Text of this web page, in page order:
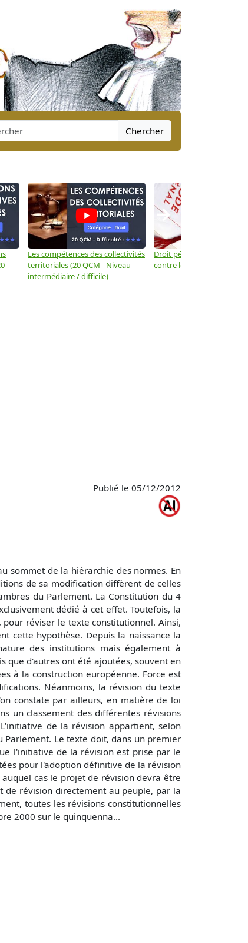
Chercher
Les compétences des collectivités
territoriales (20 QCM - Niveau
intermédiaire / difficile)
Droit pénal: Les crimes et
contre les biens
→
Publié le 05/12/2012
sommet de la hiérarchie des normes. En
de sa modification diffèrent de celles
du Parlement. La Constitution du 4
dédié à cet effet. Toutefois, la
réviser le texte constitutionnel. Ainsi,
cette hypothèse. Depuis la naissance la
des institutions mais également à
que d'autres ont été ajoutées, souvent en
à la construction européenne. Force est
Néanmoins, la révision du texte
constate par ailleurs, en matière de loi
un classement des différentes révisions
de la révision appartient, selon
Le texte doit, dans un premier
l'initiative de la révision est prise par le
pour l'adoption définitive de la révision
cas le projet de révision devra être
révision directement au peuple, par la
toutes les révisions constitutionnelles
2000 sur le quinquenna...